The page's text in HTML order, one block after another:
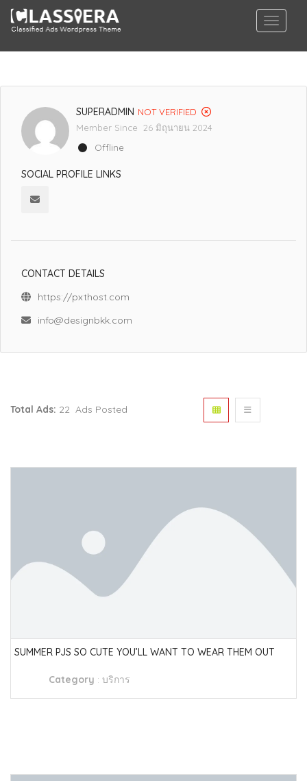
SUPERADMIN NOT VERIFIED
Member Since 26 มิถุนายน 2024
Offline
SOCIAL PROFILE LINKS
CONTACT DETAILS
https://pxthost.com
info@designbkk.com
Total Ads: 22 Ads Posted
SUMMER PJS SO CUTE YOU’LL WANT TO WEAR THEM OUT
Category : บริการ